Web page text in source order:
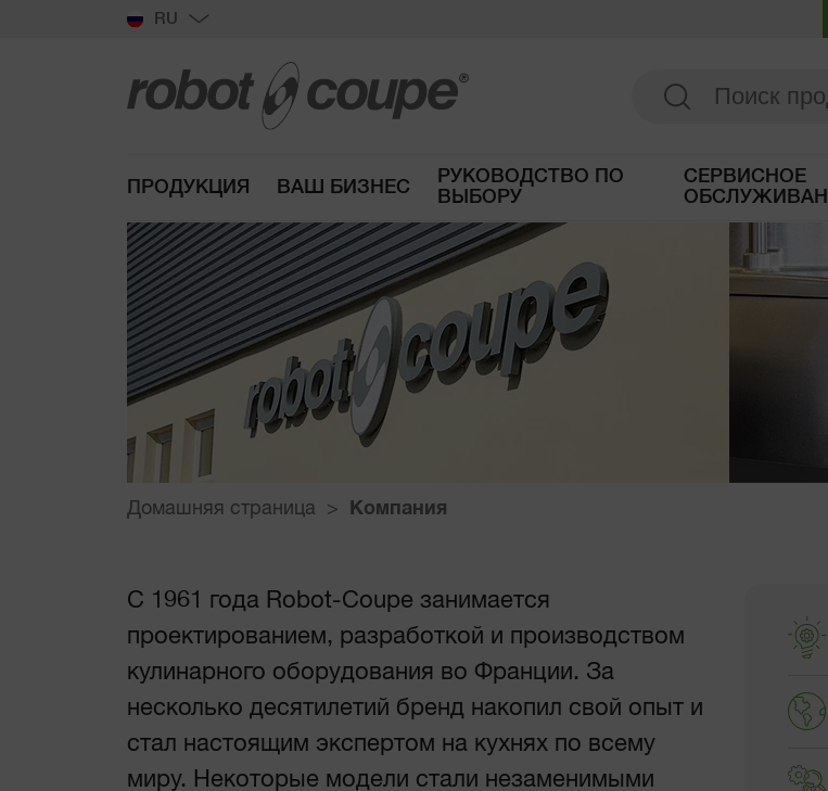
RU
ПРОДУКЦИЯ ВАШ БИЗНЕС
РУКОВОДСТВО ПО
ВЫБОРУ
СЕРВИСНОЕ
Домашняя страница Компания
С 1961 года Robot-Coupe занимается
проектированием, разработкой и производством
кулинарного оборудования во Франции. За
несколько десятилетий бренд накопил свой опыт и
стал настоящим экспертом на кухнях по всему
миру. Некоторые модели стали незаменимыми
Доступ к Руководству по